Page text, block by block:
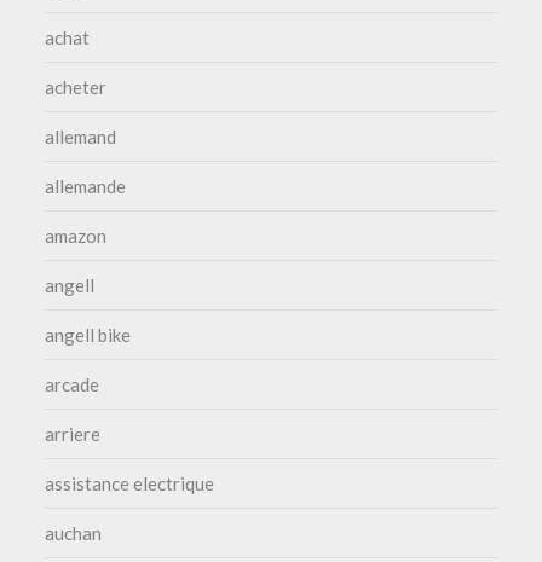
achat
acheter
allemand
allemande
amazon
angell
angell bike
arcade
arriere
assistance electrique
auchan